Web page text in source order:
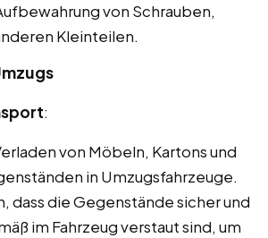
von Schrauben,
Kleinteilen.
:
von Möbeln, Kartons und
in Umzugsfahrzeuge.
dass die Gegenstände sicher und
im Fahrzeug verstaut sind, um